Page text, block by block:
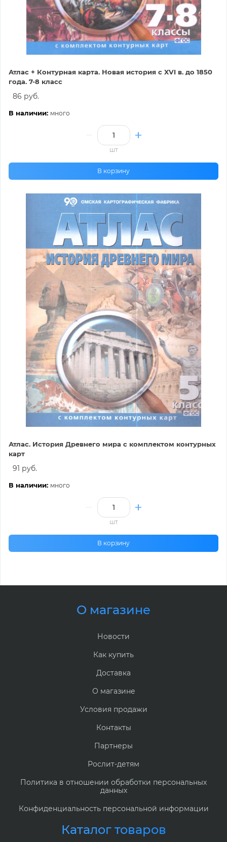
Атлас + Контурная карта. Новая история с XVI в. до 1850
года. 7-8 класс
86 руб.
В наличии: много
шт
В корзину
Атлас. История Древнего мира с комплектом контурных
карт
91 руб.
В наличии: много
шт
В корзину
О магазине
Новости
Как купить
Доставка
О магазине
Условия продажи
Контакты
Партнеры
Рослит-детям
Политика в отношении обработки персональных
данных
Конфиденциальность персональной информации
Каталог товаров